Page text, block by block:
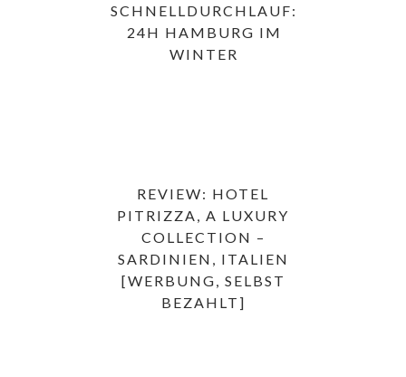
SCHNELLDURCHLAUF:
24H HAMBURG IM
WINTER
REVIEW: HOTEL
PITRIZZA, A LUXURY
COLLECTION –
SARDINIEN, ITALIEN
[WERBUNG, SELBST
BEZAHLT]